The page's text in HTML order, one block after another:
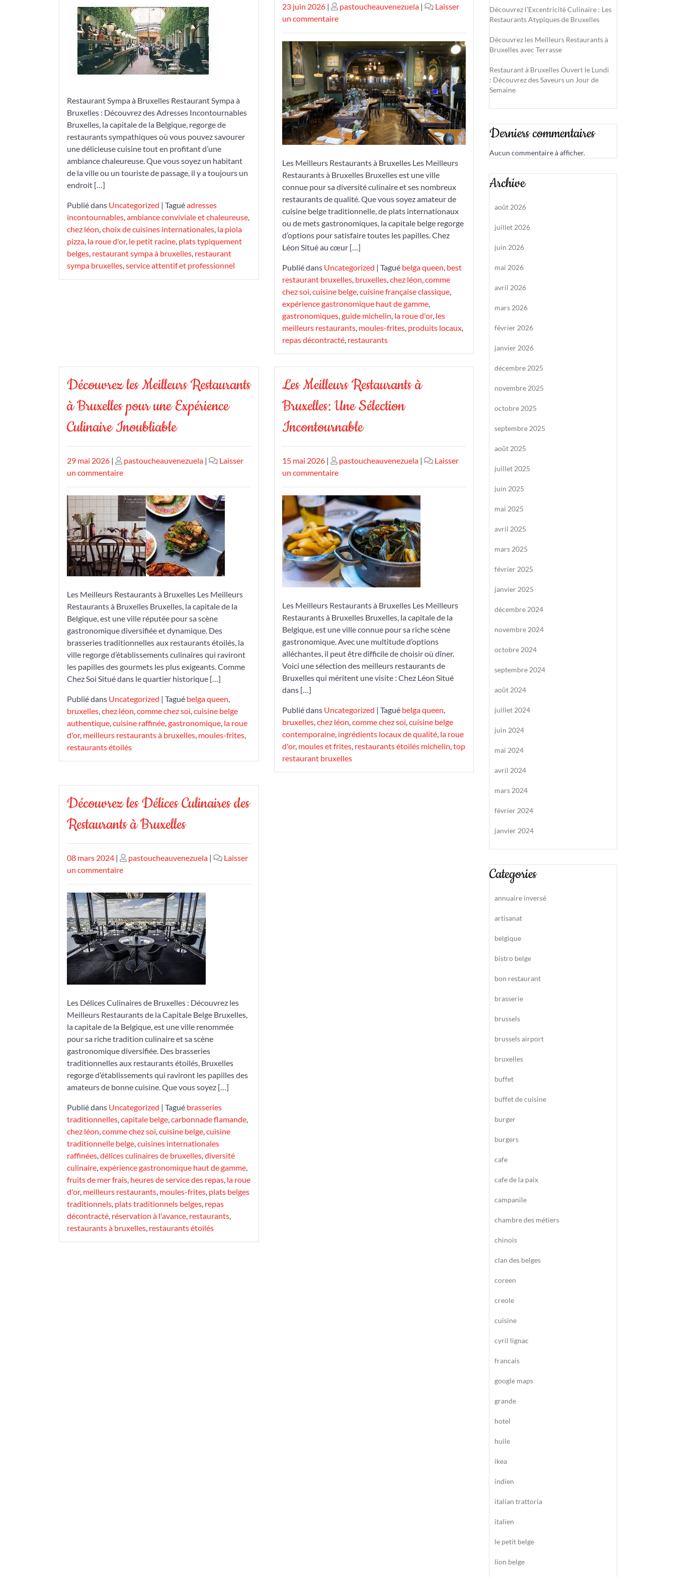
Adresses
de
Restaurant
Sympa
à
Bruxelles
Restaurant Sympa à Bruxelles Restaurant Sympa à
Bruxelles : Découvrez des Adresses Incontournables
Bruxelles, la capitale de la Belgique, regorge de
restaurants sympathiques où vous pouvez savourer
une délicieuse cuisine tout en profitant d’une
ambiance chaleureuse. Que vous soyez un habitant
de la ville ou un touriste de passage, il y a toujours un
endroit […]
Publié dans Uncategorized | Taguéadresses
incontournables,ambiance conviviale et chaleureuse,
chez léon,choix de cuisines internationales, la piola
pizza, la roue d'or, le petit racine, plats typiquement
belges, restaurant sympa à bruxelles, restaurant
sympa bruxelles,service attentif et professionnel
Publié
le
23 juin 2026| Publié
le
pastoucheauvenezuela|
Laisser
un commentairesur
Meilleurs
Restaurants
à
Bruxelles:
Découvrez
les
Adresses
Incontournables
de
Capitale
Belgique
Les Meilleurs Restaurants à Bruxelles Les Meilleurs
Restaurants à Bruxelles Bruxelles est une ville
connue pour sa diversité culinaire et ses nombreux
restaurants de qualité. Que vous soyez amateur de
cuisine belge traditionnelle, de plats internationaux
ou de mets gastronomiques, la capitale belge regorge
d’options pour satisfaire toutes les papilles. Chez
Léon Situé au cœur […]
Publié dans Uncategorized | Tagué belga queen best
restaurant bruxelles, bruxelles, chez léon comme
chez soi cuisine belge, cuisine française classique,
expérience gastronomique haut de gamme,
gastronomiques, guide michelin la roue d'or, les
meilleurs restaurants, moules-frites, produits locaux,
repas décontracté, restaurants
Découvrez les Meilleurs Restaurants
à Bruxelles pour une Expérience
Culinaire Inoubliable
Publié
le
29 mai 2026 | Publié
le
pastoucheauvenezuela |
Laisser
un commentairesur
les
Meilleurs
Restaurants
à
Bruxelles
pour
une
Culinaire
Inoubliable
Les Meilleurs Restaurants à Bruxelles Les Meilleurs
Restaurants à Bruxelles Bruxelles, la capitale de la
Belgique, est une ville réputée pour sa scène
gastronomique diversifiée et dynamique. Des
brasseries traditionnelles aux restaurants étoilés, la
ville regorge d’établissements culinaires qui raviront
les papilles des gourmets les plus exigeants. Comme
Chez Soi Situé dans le quartier historique […]
Publié dans Uncategorized | Tagué belga queen
bruxelles chez léon comme chez soi cuisine belge
authentique cuisine raffinée gastronomique la roue
d'or, meilleurs restaurants à bruxelles moules-frites
restaurants étoilés
Les Meilleurs Restaurants à
Bruxelles: Une Sélection
Incontournable
Publié
le
15 mai 2026| Publié
le
pastoucheauvenezuela|
Laisser
un commentairesur
Meilleurs
Restaurants
à
Bruxelles:
Une
Sélection
Incontournable
Les Meilleurs Restaurants à Bruxelles Les Meilleurs
Restaurants à Bruxelles Bruxelles, la capitale de la
Belgique, est une ville connue pour sa riche scène
gastronomique. Avec une multitude d’options
alléchantes, il peut être difficile de choisir où dîner.
Voici une sélection des meilleurs restaurants de
Bruxelles qui méritent une visite : Chez Léon Situé
dans […]
Publié dans Uncategorized | Tagué belga queen
bruxelles, chez léon comme chez soi cuisine belge
contemporaine, ingrédients locaux de qualité, la roue
d'or, moules et frites, restaurants étoilés michelin top
restaurant bruxelles
Découvrez les Délices Culinaires des
Restaurants à Bruxelles
Publié
le
08 mars 2024 | Publié
le
pastoucheauvenezuela |
Laisser
un commentairesur
les
Délices
Culinaires
des
Restaurants
à
Bruxelles
Les Délices Culinaires de Bruxelles : Découvrez les
Meilleurs Restaurants de la Capitale Belge Bruxelles,
la capitale de la Belgique, est une ville renommée
pour sa riche tradition culinaire et sa scène
gastronomique diversifiée. Des brasseries
traditionnelles aux restaurants étoilés, Bruxelles
regorge d’établissements qui raviront les papilles des
amateurs de bonne cuisine. Que vous soyez […]
Publié dans Uncategorized | Tagué brasseries
traditionnelles capitale belge carbonnade flamande
chez léon comme chez soi cuisine belge cuisine
traditionnelle belge cuisines internationales
raffinées délices culinaires de bruxelles diversité
culinaire expérience gastronomique haut de gamme
fruits de mer frais heures de service des repas la roue
d'or, meilleurs restaurants moules-frites plats belges
traditionnels plats traditionnels belges repas
décontracté réservation à l'avance restaurants
restaurants à bruxelles restaurants étoilés
Découvrez l’Excentricité Culinaire : Les
Restaurants Atypiques de Bruxelles
Découvrez les Meilleurs Restaurants à
Bruxelles avec Terrasse
Restaurant à Bruxelles Ouvert le Lundi
: Découvrez des Saveurs un Jour de
Semaine
Derniers commentaires
Aucun commentaire à afficher.
Archive
août 2026
juillet 2026
juin 2026
mai 2026
avril 2026
mars 2026
février 2026
janvier 2026
décembre 2025
novembre 2025
octobre 2025
septembre 2025
août 2025
juillet 2025
juin 2025
mai 2025
avril 2025
mars 2025
février 2025
janvier 2025
décembre 2024
novembre 2024
octobre 2024
septembre 2024
août 2024
juillet 2024
juin 2024
mai 2024
avril 2024
mars 2024
février 2024
janvier 2024
Categories
annuaire inversé
artisanat
belgique
bistro belge
bon restaurant
brasserie
brussels
brussels airport
bruxelles
buffet
buffet de cuisine
burger
burgers
cafe
cafe de la paix
campanile
chambre des métiers
chinois
clan des belges
coreen
creole
cuisine
cyril lignac
francais
google maps
grande
hotel
huile
ikea
indien
italian trattoria
italien
le petit belge
lion belge